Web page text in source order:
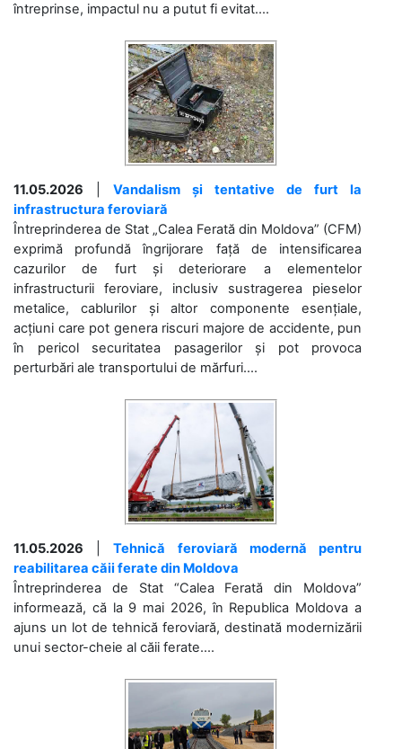
întreprinse, impactul nu a putut fi evitat....
11.05.2026
Vandalism și tentative de furt la
infrastructura feroviară
Întreprinderea de Stat „Calea Ferată din Moldova” (CFM)
exprimă profundă îngrijorare față de intensificarea
cazurilor de furt și deteriorare a elementelor
infrastructurii feroviare, inclusiv sustragerea pieselor
metalice, cablurilor și altor componente esențiale,
acțiuni care pot genera riscuri majore de accidente, pun
în pericol securitatea pasagerilor și pot provoca
perturbări ale transportului de mărfuri....
11.05.2026 |Tehnică feroviară modernă pentru
reabilitarea căii ferate din Moldova
Întreprinderea de Stat “Calea Ferată din Moldova”
informează, că la 9 mai 2026, în Republica Moldova a
ajuns un lot de tehnică feroviară, destinată modernizării
unui sector-cheie al căii ferate....